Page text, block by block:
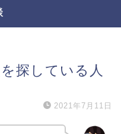
探している人
2021年7月11日